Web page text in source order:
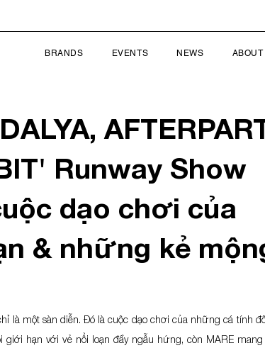
BRANDS EVENTS NEWS
Runway Show
dạo chơi của
& những kẻ
là một sàn diễn. Đó là cuộc dạo chơi của những cá tính
giới hạn với vẻ nổi loạn đầy ngẫu hứng, còn MARE